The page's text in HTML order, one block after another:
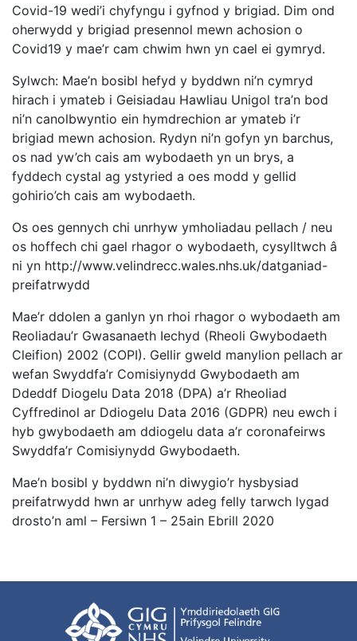
Covid-19 wedi’i chyfyngu i gyfnod y brigiad. Dim ond
oherwydd y brigiad presennol mewn achosion o
Covid19 y mae’r cam chwim hwn yn cael ei gymryd.
Sylwch: Mae’n bosibl hefyd y byddwn ni’n cymryd
hirach i ymateb i Geisiadau Hawliau Unigol tra’n bod
ni’n canolbwyntio ein hymdrechion ar ymateb i’r
brigiad mewn achosion. Rydyn ni’n gofyn yn barchus,
os nad yw’ch cais am wybodaeth yn un brys, a
fyddech cystal ag ystyried a oes modd y gellid
gohirio’ch cais am wybodaeth.
Os oes gennych chi unrhyw ymholiadau pellach / neu
os hoffech chi gael rhagor o wybodaeth, cysylltwch â
ni yn http://www.velindrecc.wales.nhs.uk/datganiad-
preifatrwydd
Mae’r ddolen a ganlyn yn rhoi rhagor o wybodaeth am
Reoliadau’r Gwasanaeth Iechyd (Rheoli Gwybodaeth
Cleifion) 2002 (COPI). Gellir gweld manylion pellach ar
wefan Swyddfa’r Comisiynydd Gwybodaeth am
Ddeddf Diogelu Data 2018 (DPA) a’r Rheoliad
Cyffredinol ar Ddiogelu Data 2016 (GDPR) neu ewch i
hyb gwybodaeth am ddiogelu data a’r coronafeirws
Swyddfa’r Comisiynydd Gwybodaeth.
Mae’n bosibl y byddwn ni’n diwygio’r hysbysiad
preifatrwydd hwn ar unrhyw adeg felly tarwch lygad
drosto’n aml – Fersiwn 1 – 25ain Ebrill 2020